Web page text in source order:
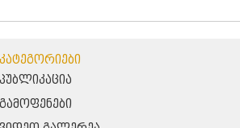
ᲙᲐᲢᲔᲒᲝᲠᲘᲔᲑᲘ
ᲞᲣᲑᲚᲘᲙᲐᲪᲘᲐ
ᲒᲐᲛᲝᲤᲔᲜᲔᲑᲘ